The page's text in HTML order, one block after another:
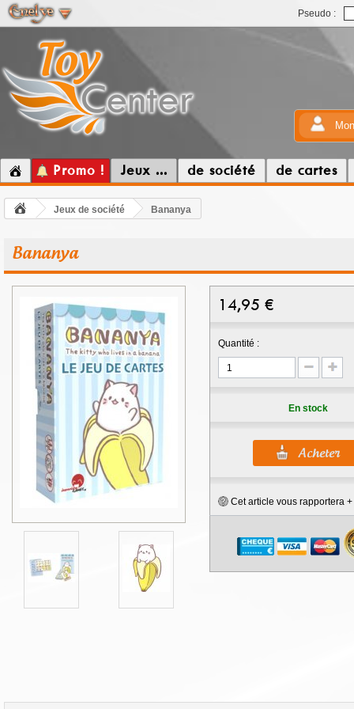
Pseudo :
Promo ! Jeux ... de société de cartes
Jeux de société Bananya
Bananya
14,95 €
Quantité :
En stock
Cet article vous rapportera +